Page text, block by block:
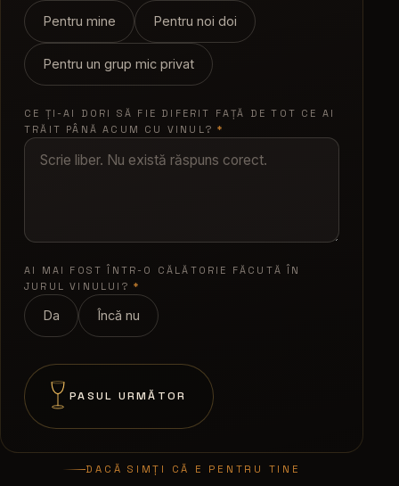
Pentru mine Pentru noi doi
Pentru un grup mic privat
CE ȚI-AI DORI SĂ FIE DIFERIT FAȚĂ DE TOT CE AI
TRĂIT PÂNĂ ACUM CU VINUL? *
AI MAI FOST ÎNTR-O CĂLĂTORIE FĂCUTĂ ÎN
JURUL VINULUI? *
Da Încă nu
PASUL URMĂTOR
DACĂ SIMȚI CĂ E PENTRU TINE